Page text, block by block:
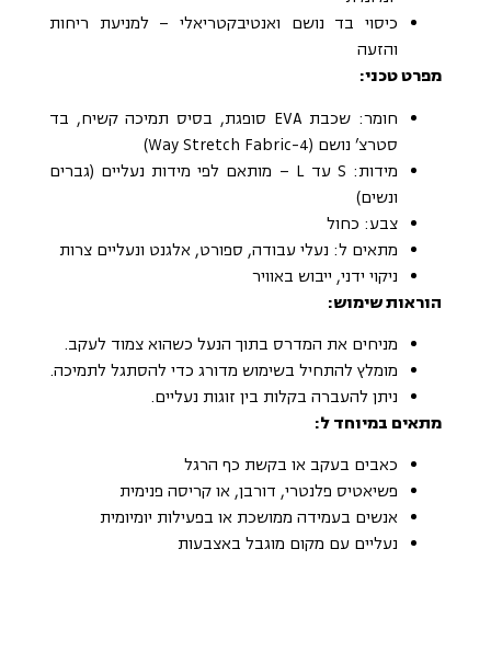
כיסוי בד נושם ואנטיבקטריאלי – למניעת ריחות
והזעה
מפרט טכני:
חומר: שכבת EVA סופגת, בסיס תמיכה קשיח, בד
סטרצ’ נושם (4-Way Stretch Fabric)
מידות: S עד L – מותאם לפי מידות נעליים (גברים
ונשים)
צבע: כחול
מתאים ל: נעלי עבודה, ספורט, אלגנט ונעליים צרות
ניקוי ידני, ייבוש באוויר
הוראות שימוש:
מניחים את המדרס בתוך הנעל כשהוא צמוד לעקב.
מומלץ להתחיל בשימוש מדורג כדי להסתגל לתמיכה.
ניתן להעברה בקלות בין זוגות נעליים.
מתאים במיוחד ל:
כאבים בעקב או בקשת כף הרגל
פשיאטיס פלנטרי, דורבן, או קריסה פנימית
אנשים בעמידה ממושכת או בפעילות יומיומית
נעליים עם מקום מוגבל באצבעות